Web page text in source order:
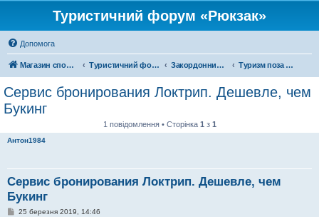
Туристичний форум «Рюкзак»
Допомога
Магазин спорядження Туристичний форум «Рюкзак» Закордонний туризм Туризм поза територією України
Сервис бронирования Локтрип. Дешевле, чем
Букинг
1 повідомлення • Сторінка 1 з 1
Антон1984
Сервис бронирования Локтрип. Дешевле, чем
Букинг
П25 березня 2019, 14:46